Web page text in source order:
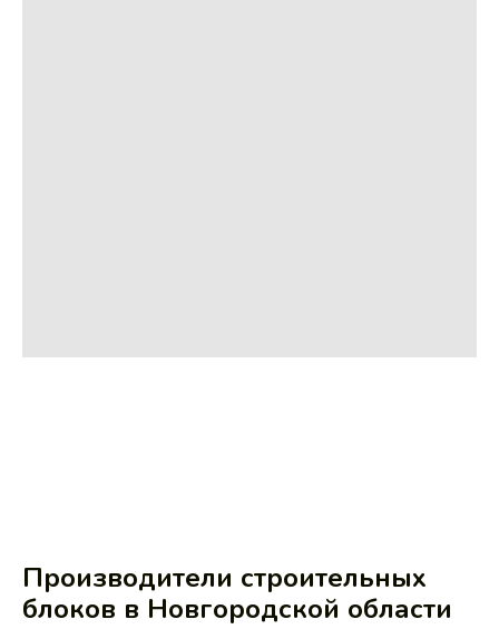
Производители строительных
блоков в Новгородской области